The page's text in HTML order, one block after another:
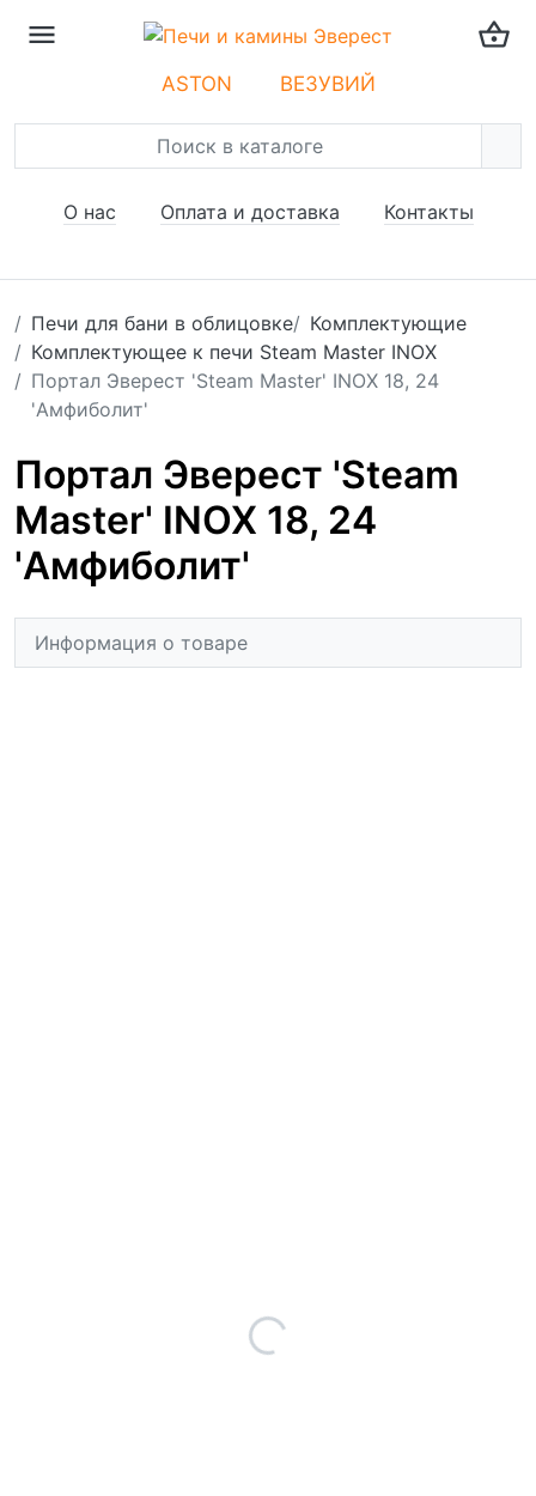
ASTON ВЕЗУВИЙ
О нас Оплата и доставка Контакты
Печи для бани в облицовке
Комплектующие
Комплектующее к печи Steam Master INOX
Портал Эверест 'Steam Master' INOX 18, 24
'Амфиболит'
Портал Эверест 'Steam
Master' INOX 18, 24
'Амфиболит'
Информация о товаре